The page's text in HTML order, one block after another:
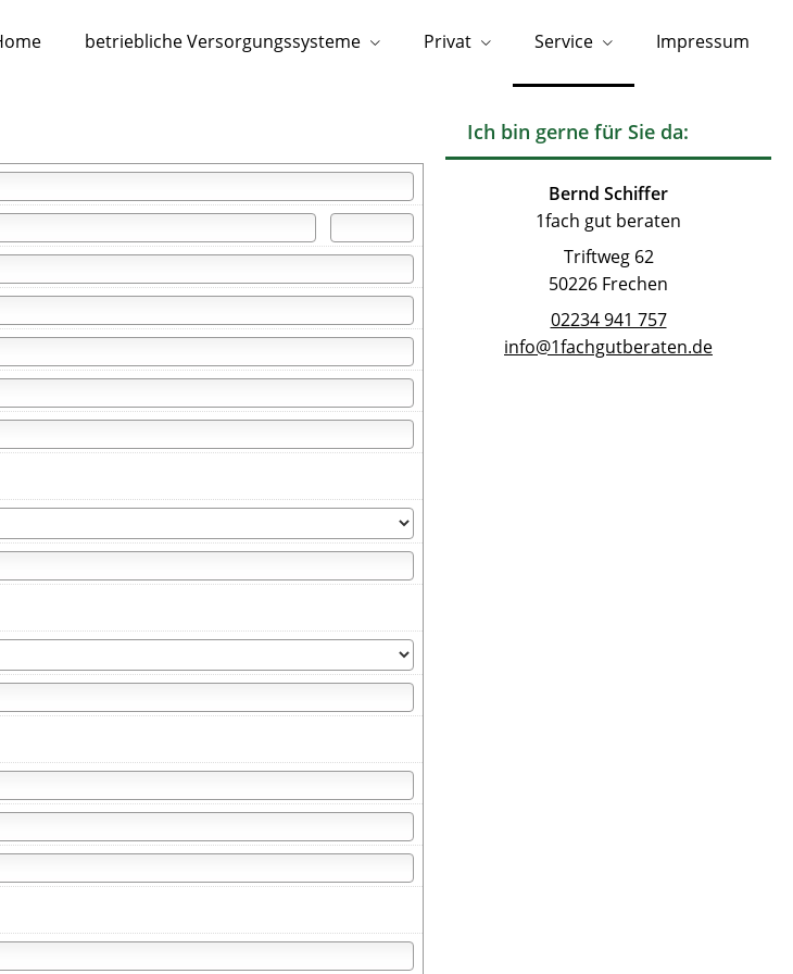
betriebliche Versorgungssysteme Privat Service Impressum
Ich bin gerne für Sie da:
Bernd Schiffer
1fach gut beraten
Triftweg 62
50226 Frechen
02234 941 757
info@1fachgutberaten.de